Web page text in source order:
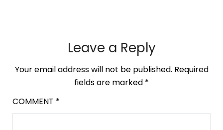
Leave a Reply
Your email address will not be published. Required
fields are marked *
COMMENT *